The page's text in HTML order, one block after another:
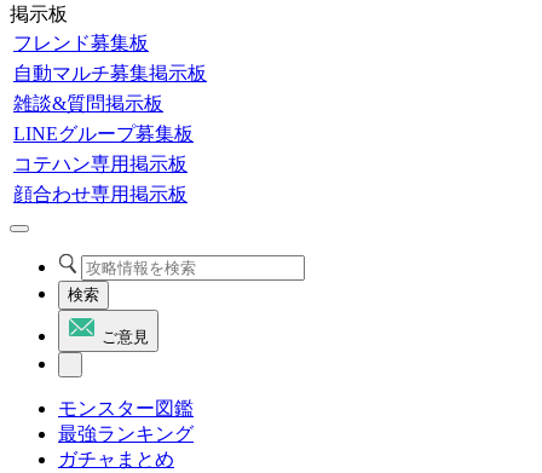
掲示板
フレンド募集板
自動マルチ募集掲示板
雑談&質問掲示板
LINEグループ募集板
コテハン専用掲示板
顔合わせ専用掲示板
検索
ご意見
モンスター図鑑
最強ランキング
ガチャまとめ